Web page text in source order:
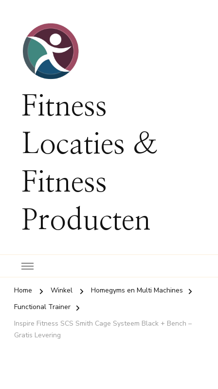
Fitness
Locaties &
Fitness
Producten
Home Winkel
Homegyms en Multi Machines
Functional Trainer
Inspire Fitness SCS Smith Cage Systeem Black + Bench –
Gratis Levering